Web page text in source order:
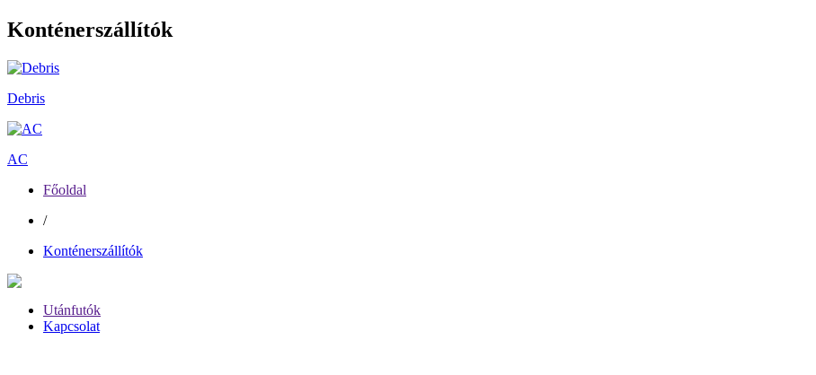
Konténerszállítók
Debris
AC
Főoldal
/
Konténerszállítók
Utánfutók
Kapcsolat